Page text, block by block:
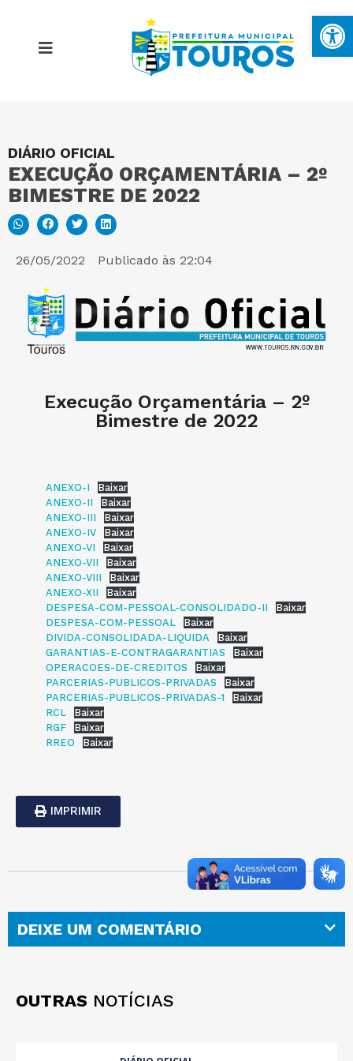
DIÁRIO OFICIAL
EXECUÇÃO ORÇAMENTÁRIA – 2º
BIMESTRE DE 2022
26/05/2022 Publicado às 22:04
Execução Orçamentária – 2º
Bimestre de 2022
ANEXO-I
Baixar
ANEXO-II
Baixar
ANEXO-III
Baixar
ANEXO-IV
Baixar
ANEXO-VI
Baixar
ANEXO-VII
Baixar
ANEXO-VIII
Baixar
ANEXO-XII
Baixar
DESPESA-COM-PESSOAL-CONSOLIDADO-II
Baixar
DESPESA-COM-PESSOAL
Baixar
DIVIDA-CONSOLIDADA-LIQUIDA
Baixar
GARANTIAS-E-CONTRAGARANTIAS
Baixar
OPERACOES-DE-CREDITOS
Baixar
PARCERIAS-PUBLICOS-PRIVADAS
Baixar
PARCERIAS-PUBLICOS-PRIVADAS-1
Baixar
RCL
Baixar
RGF
Baixar
RREO
Baixar
IMPRIMIR
DEIXE UM COMENTÁRIO
OUTRAS NOTÍCIAS
MAPA DO SITE
PORTAL DA TRANSPARÊNCIA
E-SIC
PERGUNTAS FREQUENTES